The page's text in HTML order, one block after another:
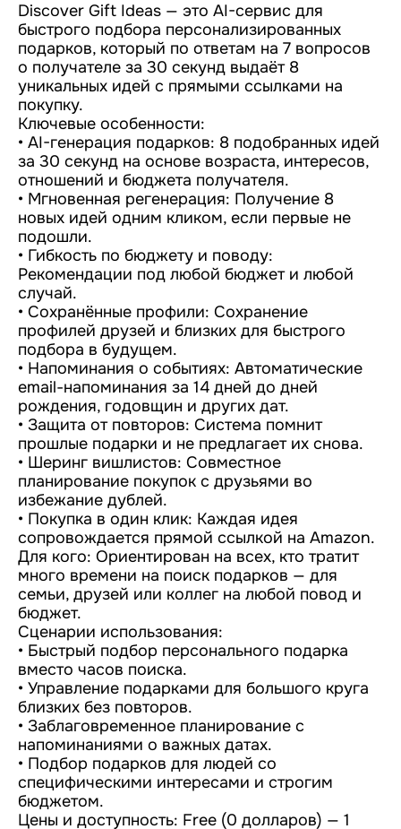
Discover Gift Ideas — это AI-сервис для
быстрого подбора персонализированных
подарков, который по ответам на 7 вопросов
о получателе за 30 секунд выдаёт 8
уникальных идей с прямыми ссылками на
покупку.
Ключевые особенности:
• AI-генерация подарков: 8 подобранных идей
за 30 секунд на основе возраста, интересов,
отношений и бюджета получателя.
• Мгновенная регенерация: Получение 8
новых идей одним кликом, если первые не
подошли.
• Гибкость по бюджету и поводу:
Рекомендации под любой бюджет и любой
случай.
• Сохранённые профили: Сохранение
профилей друзей и близких для быстрого
подбора в будущем.
• Напоминания о событиях: Автоматические
email-напоминания за 14 дней до дней
рождения, годовщин и других дат.
• Защита от повторов: Система помнит
прошлые подарки и не предлагает их снова.
• Шеринг вишлистов: Совместное
планирование покупок с друзьями во
избежание дублей.
• Покупка в один клик: Каждая идея
сопровождается прямой ссылкой на Amazon.
Для кого: Ориентирован на всех, кто тратит
много времени на поиск подарков — для
семьи, друзей или коллег на любой повод и
бюджет.
Сценарии использования:
• Быстрый подбор персонального подарка
вместо часов поиска.
• Управление подарками для большого круга
близких без повторов.
• Заблаговременное планирование с
напоминаниями о важных датах.
• Подбор подарков для людей со
специфическими интересами и строгим
бюджетом.
Цены и доступность: Free (0 долларов) — 1